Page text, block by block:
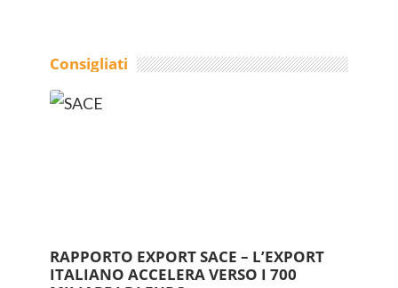
Consigliati
RAPPORTO EXPORT SACE – L’EXPORT
ITALIANO ACCELERA VERSO I 700